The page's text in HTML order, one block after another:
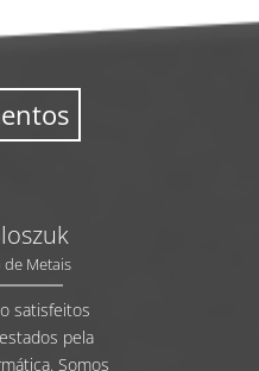
de Metais
pela
Somos